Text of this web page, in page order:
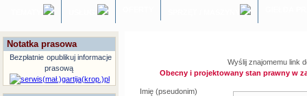
Notatka prasowa
Bezpłatnie opublikuj informacje
prasową
Wyślij znajomemu link
Obecny i projektowany stan prawny w
Imię (pseudonim)